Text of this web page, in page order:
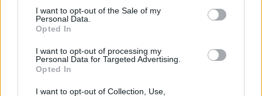
I want to opt-out of the Sale of my
Personal Data.
Opted In
I want to opt-out of processing my
Personal Data for Targeted Advertising.
Opted In
I want to opt-out of Collection, Use,
τον διευθύνοντα σύμβουλο του ΤΑΙΠΕΔ
Παναγιώτη
Σταμπουλίδη, θα αναζητηθεί η κατάλληλη νομική λύση
λειτουργία του Λιμενικού Σταθμού και την κάλυψη των
αναγκών του προσωπικού του Λιμενικού Σώματος στους